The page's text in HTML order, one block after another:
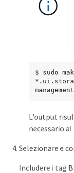
$ sudo
L'output
necessario
Selezionare e
Includere i tag